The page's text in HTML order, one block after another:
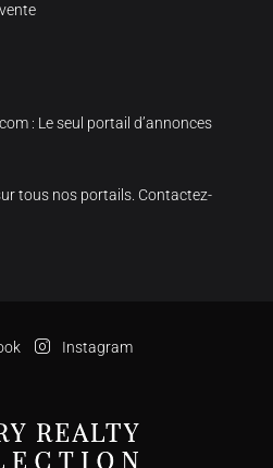
: Le seul portail d’annonces
tous nos portails. Contactez-
Instagram